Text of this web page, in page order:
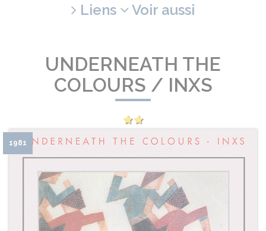
Liens
Voir aussi
UNDERNEATH THE
COLOURS / INXS
1981